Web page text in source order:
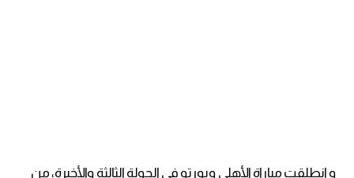
و انطلقت مباراة الأهلي وبورتو في الجولة الثالثة والأخيرة، من